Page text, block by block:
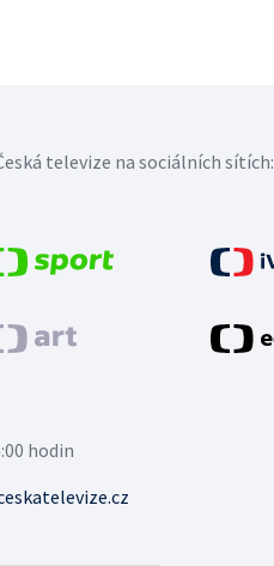
hodin
televize na sociálních sítích: